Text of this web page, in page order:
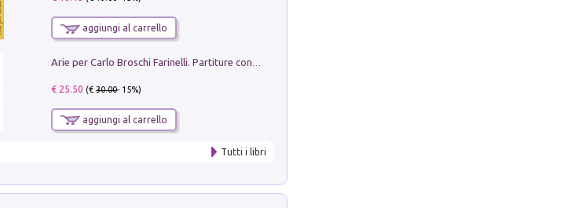
aggiungi al carrello
€ 25.50 (€30.00- 15%)
aggiungi al carrello
Tutti i libri